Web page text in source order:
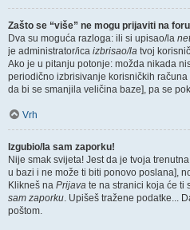
Zašto se “više” ne mogu prijaviti na
Dva su moguća razloga: ili si upisao/la
je administrator/ica izbrisao/la tvoj
Ako je u pitanju potonje: možda nikada
periodično izbrisivanje korisničkih
da bi se smanjila veličina baze], pa se
Vrh
Izgubio/la sam zaporku!
Nije smak svijeta! Jest da je tvoja
u bazi i ne može ti biti ponovo poslana],
Klikneš na Prijava te na stranici koja će ti
sam zaporku. Upišeš tražene podatke...
poštom.